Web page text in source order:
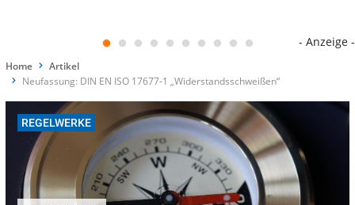
- Anzeige -
Home
Artikel
Neufassung: DIN EN ISO 17677-1 „Widerstandsschweißen“
REGELWERKE